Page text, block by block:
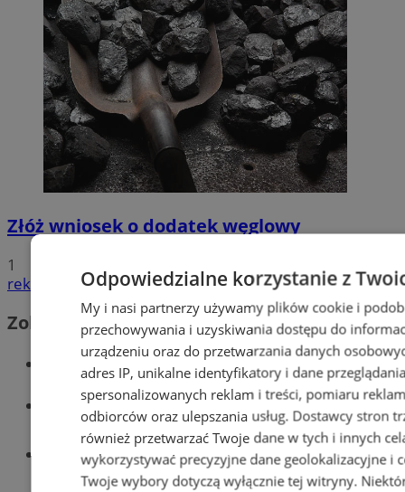
Złóż wniosek o dodatek węglowy
1
reklama
Zobacz również
Wiadomości kryminalne w Wodzisławiu
Wiadomości lokalne
Tworzenie stron www - Wodzisław
Śląski
Odpowiedzialne korzystanie z
My i nasi partnerzy używamy plików cookie i
przechowywania i uzyskiwania dostępu do
urządzeniu oraz do przetwarzania danych
adres IP, unikalne identyfikatory i dane
spersonalizowanych reklam i treści, pomiaru
odbiorców oraz ulepszania usług. Dostawcy stron
również przetwarzać Twoje dane w tych i innych
wykorzystywać precyzyjne dane geolokalizacyjne i
Twoje wybory dotyczą wyłącznie tej witryny.